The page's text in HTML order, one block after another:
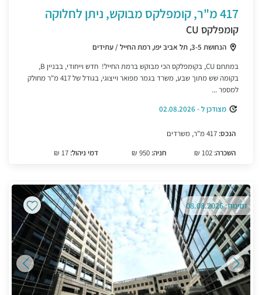
417 מ"ר, קומפלקס מבוקש, ניתן לחלוקה
קומפלקס CU
הנחושת 3-5, תל אביב יפו, רמת החייל / עתידים
במתחם CU, בקומפלקס הכי מבוקש ברמת החייל! חדש וייחודי, בבניין B,
בקומה שש מתוך שבע, משרד בגמר מפואר וייצוגי, בגודל של 417 מ"ר מחולק
למספר ...
מצודכן ל - 02.08.2026
הנכס:
השכרה:
חניה: דמי ניהול: 17 ₪
זמינות: 08.08.2026